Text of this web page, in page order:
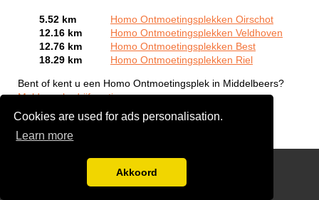
Cookies are used for ads personalisation.
Learn more
Akkoord
5.52 km
Homo Ontmoetingsplekken Oirschot
12.16 km
Homo Ontmoetingsplekken Veldhoven
12.76 km
Homo Ontmoetingsplekken Best
18.29 km
Homo Ontmoetingsplekken Riel
Bent of kent u een Homo Ontmoetingsplek in Middelbeers?
Meld een bedrijf gratis aan